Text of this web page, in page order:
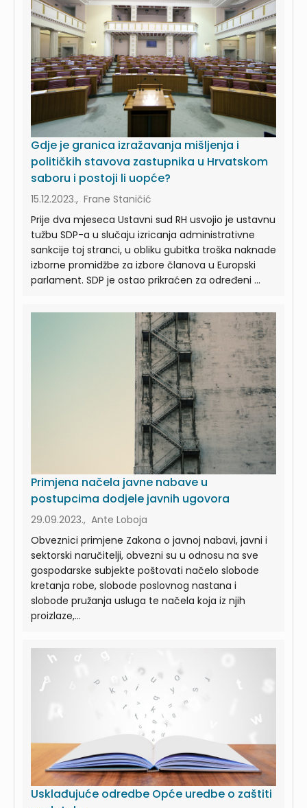
Gdje je granica izražavanja mišljenja i
političkih stavova zastupnika u Hrvatskom
saboru i postoji li uopće?
15.12.2023., Frane Staničić
Prije dva mjeseca Ustavni sud RH usvojio je ustavnu
tužbu SDP-a u slučaju izricanja administrativne
sankcije toj stranci, u obliku gubitka troška naknade
izborne promidžbe za izbore članova u Europski
parlament. SDP je ostao prikraćen za određeni ...
Primjena načela javne nabave u
postupcima dodjele javnih ugovora
29.09.2023., Ante Loboja
Obveznici primjene Zakona o javnoj nabavi, javni i
sektorski naručitelji, obvezni su u odnosu na sve
gospodarske subjekte poštovati načelo slobode
kretanja robe, slobode poslovnog nastana i
slobode pružanja usluga te načela koja iz njih
proizlaze,...
Usklađujuće odredbe Opće uredbe o zaštiti